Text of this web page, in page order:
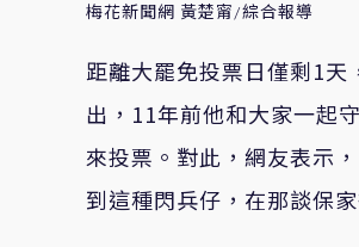
梅花新聞網 黃楚甯/綜合報導
距離大罷免投票日僅剩1
出，11年前他和大家一起
來投票。對此，網友表示
到這種閃兵仔，在那談保